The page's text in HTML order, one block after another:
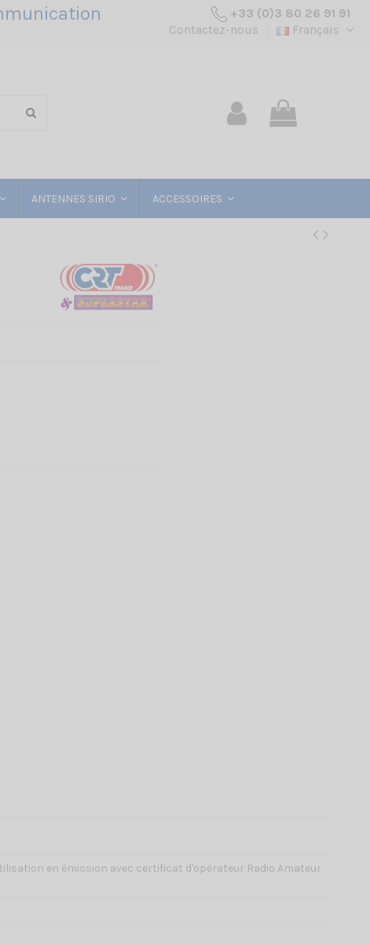
+33 (0)3 80 26 91 91
Contactez-nous
Français
ANTENNES SIRIO ACCESSOIRES
en émission avec certificat d'opérateur Radio Amateur